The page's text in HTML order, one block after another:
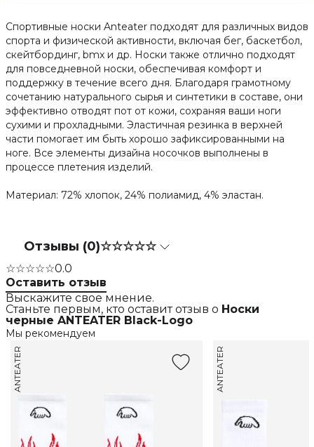
Спортивные носки Anteater подходят для различных видов
спорта и физической активности, включая бег, баскетбол,
скейтбординг, bmx и др. Носки также отлично подходят
для повседневной носки, обеспечивая комфорт и
поддержку в течение всего дня. Благодаря грамотному
сочетанию натурального сырья и синтетики в составе, они
эффективно отводят пот от кожи, сохраняя ваши ноги
сухими и прохладными. Эластичная резинка в верхней
части помогает им быть хорошо зафиксированными на
ноге. Все элементы дизайна носочков выполнены в
процессе плетения изделий.
Материал: 72% хлопок, 24% полиамид, 4% эластан.
Отзывы (0)☆☆☆☆☆
☆☆☆☆☆0.0
Оставить отзыв
Выскажите свое мнение.
Станьте первым, кто оставит отзыв о Носки
черные ANTEATER Black-Logo
Мы рекомендуем
ANTEATER ANTEATER